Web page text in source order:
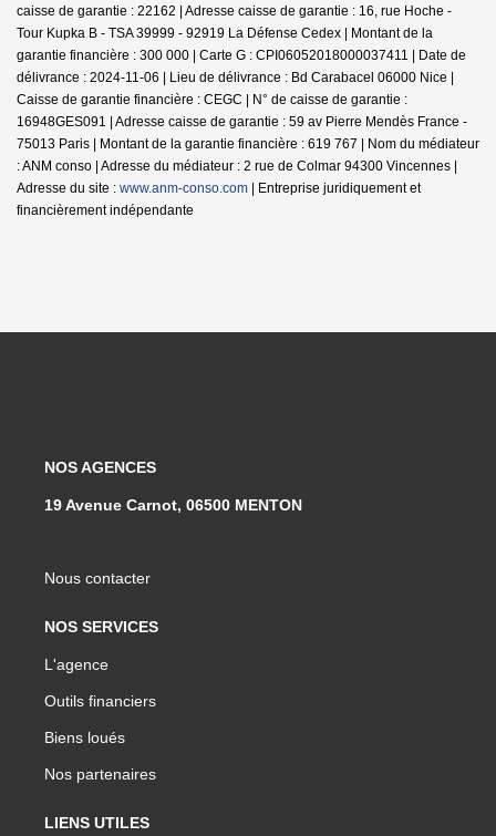
caisse de garantie : 22162 | Adresse caisse de garantie : 16, rue Hoche -
Tour Kupka B - TSA 39999 - 92919 La Défense Cedex | Montant de la
garantie financière : 300 000 | Carte G : CPI06052018000037411 | Date de
délivrance : 2024-11-06 | Lieu de délivrance : Bd Carabacel 06000 Nice |
Caisse de garantie financière : CEGC | N° de caisse de garantie :
16948GES091 | Adresse caisse de garantie : 59 av Pierre Mendès France -
75013 Paris | Montant de la garantie financière : 619 767 | Nom du médiateur
: ANM conso | Adresse du médiateur : 2 rue de Colmar 94300 Vincennes |
Adresse du site : www.anm-conso.com | Entreprise juridiquement et
financièrement indépendante
NOS AGENCES
19 Avenue Carnot, 06500 MENTON
Nous contacter
NOS SERVICES
L'agence
Outils financiers
Biens loués
Nos partenaires
LIENS UTILES